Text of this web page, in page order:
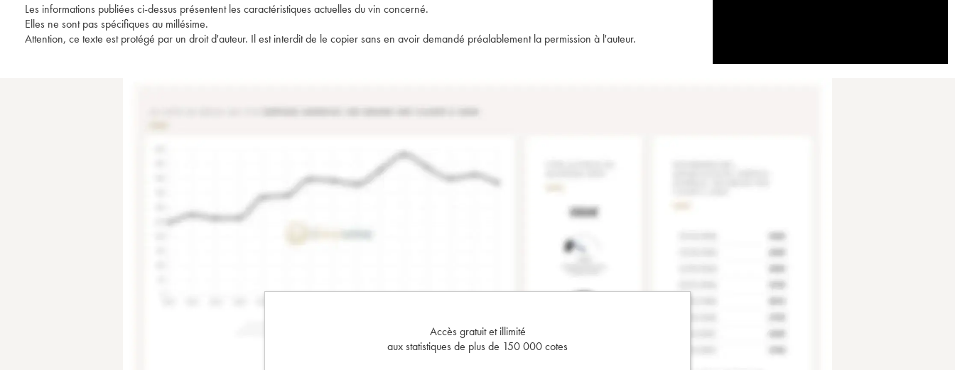
Les informations publiées ci-dessus présentent les caractéristiques actuelles du vin concerné.
Elles ne sont pas spécifiques au millésime.
Attention, ce texte est protégé par un droit d'auteur. Il est interdit de le copier sans en avoir demandé préalablement la permission à l'auteur.
Accès gratuit et illimité
aux statistiques de plus de 150 000 cotes